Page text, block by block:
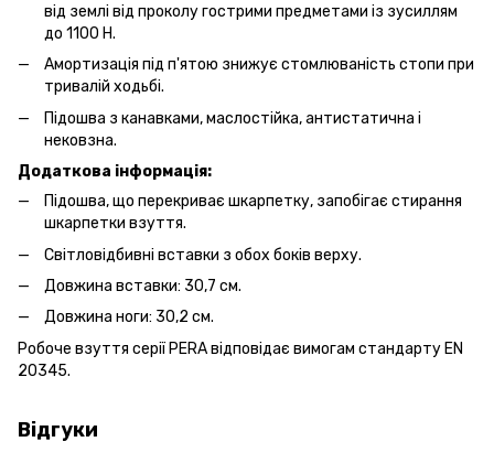
від землі від проколу гострими предметами із зусиллям
до 1100 Н.
Амортизація під п'ятою знижує стомлюваність стопи при
тривалій ходьбі.
Підошва з канавками, маслостійка, антистатична і
нековзна.
Додаткова інформація:
Підошва, що перекриває шкарпетку, запобігає стирання
шкарпетки взуття.
Світловідбивні вставки з обох боків верху.
Довжина вставки: 30,7 см.
Довжина ноги: 30,2 см.
Робоче взуття серії PERA відповідає вимогам стандарту EN
20345.
Відгуки